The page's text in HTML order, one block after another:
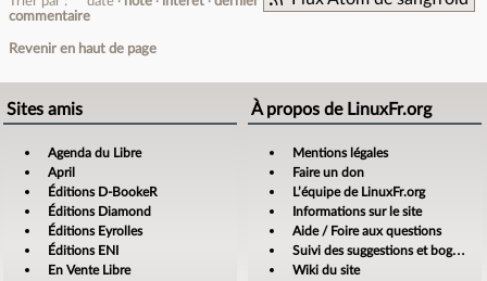
commentaire
Revenir en haut de page
Sites amis
Agenda du Libre
April
Éditions D-BookeR
Éditions Diamond
Éditions Eyrolles
Éditions ENI
En Vente Libre
À propos de LinuxFr.org
Mentions légales
Faire un don
L’équipe de LinuxFr.org
Informations sur le site
Aide / Foire aux questions
Suivi des suggestions et bogues
Wiki du site